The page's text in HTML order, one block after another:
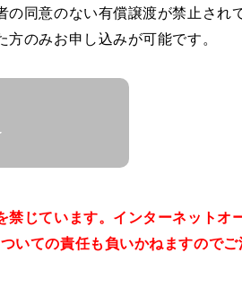
同意のない有償譲渡が禁止され
のみお申し込みが可能です。
禁じています。インターネット
いての責任も負いかねますので